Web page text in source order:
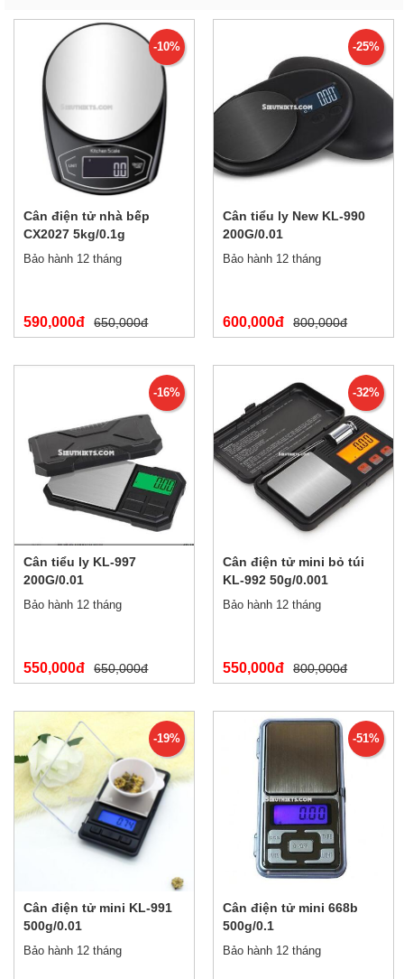
-10%
Cân điện tử nhà bếp
CX2027 5kg/0.1g
Bảo hành 12 tháng
590,000đ 650,000đ
-25%
Cân tiểu ly New KL-990
200G/0.01
Bảo hành 12 tháng
600,000đ 800,000đ
-16%
Cân tiểu ly KL-997
200G/0.01
Bảo hành 12 tháng
550,000đ 650,000đ
-32%
Cân điện tử mini bỏ túi
KL-992 50g/0.001
Bảo hành 12 tháng
550,000đ 800,000đ
-19%
Cân điện tử mini KL-991
500g/0.01
Bảo hành 12 tháng
-51%
Cân điện tử mini 668b
500g/0.1
Bảo hành 12 tháng